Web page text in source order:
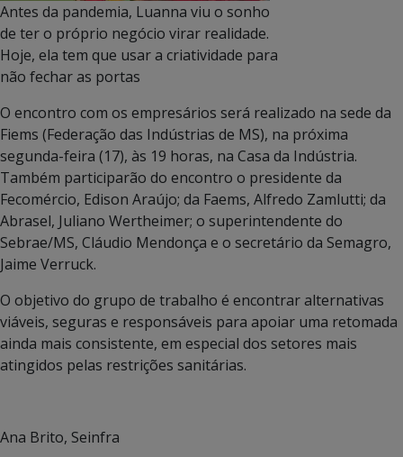
Antes da pandemia, Luanna viu o sonho
de ter o próprio negócio virar realidade.
Hoje, ela tem que usar a criatividade para
não fechar as portas
O encontro com os empresários será realizado na sede da
Fiems (Federação das Indústrias de MS), na próxima
segunda-feira (17), às 19 horas, na Casa da Indústria.
Também participarão do encontro o presidente da
Fecomércio, Edison Araújo; da Faems, Alfredo Zamlutti; da
Abrasel, Juliano Wertheimer; o superintendente do
Sebrae/MS, Cláudio Mendonça e o secretário da Semagro,
Jaime Verruck.
O objetivo do grupo de trabalho é encontrar alternativas
viáveis, seguras e responsáveis para apoiar uma retomada
ainda mais consistente, em especial dos setores mais
atingidos pelas restrições sanitárias.
Ana Brito, Seinfra